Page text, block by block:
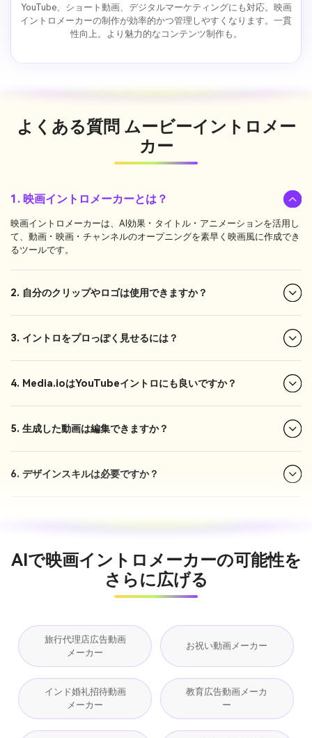
YouTube、ショート動画、デジタルマーケティングにも対応。映画
イントロメーカーの制作が効率的かつ管理しやすくなります。一貫
性向上。より魅力的なコンテンツ制作も。
よくある質問 ムービーイントロメー
カー
1. 映画イントロメーカーとは？
映画イントロメーカーは、AI効果・タイトル・アニメーションを活用し
て、動画・映画・チャンネルのオープニングを素早く映画風に作成でき
るツールです。
2. 自分のクリップやロゴは使用できますか？
3. イントロをプロっぽく見せるには？
4. Media.ioはYouTubeイントロにも良いですか？
5. 生成した動画は編集できますか？
6. デザインスキルは必要ですか？
AIで映画イントロメーカーの可能性を
さらに広げる
旅行代理店広告動画
メーカー
お祝い動画メーカー
インド婚礼招待動画
メーカー
教育広告動画メーカ
ー